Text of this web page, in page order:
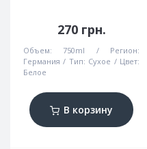
270 грн.
Объем: 750ml
Регион:
Германия
Тип: Сухое
Цвет:
Белое
В корзину